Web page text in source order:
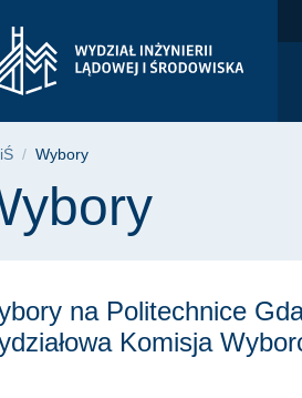
Wybory
strony
na Politechnice
Komisja